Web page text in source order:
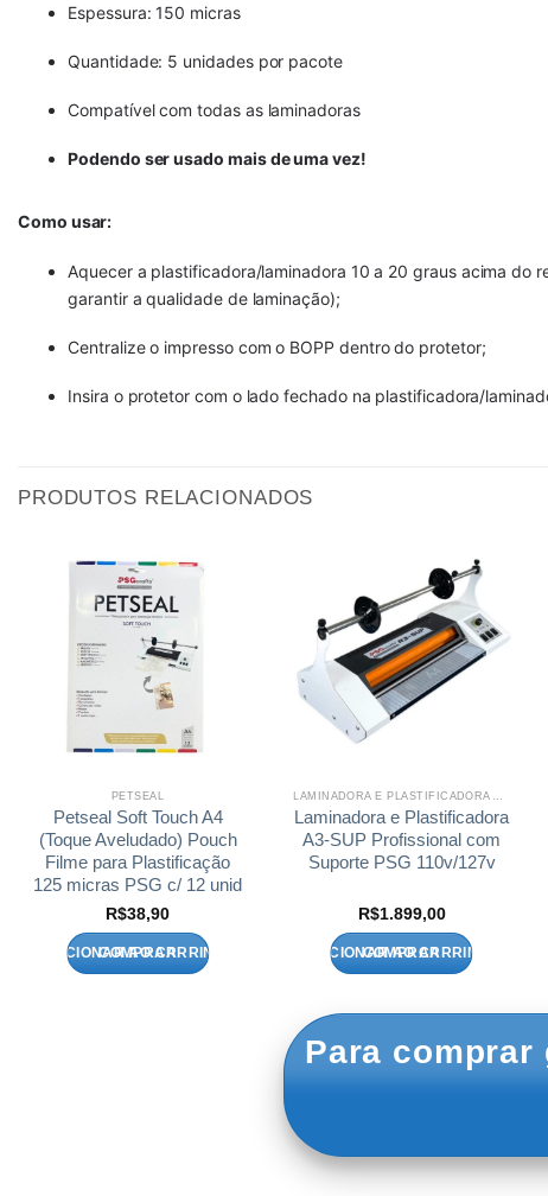
Espessura: 150 micras
Quantidade: 5 unidades por pacote
Compatível com todas as laminadoras
Podendo ser usado mais de uma vez!
Como usar:
Aquecer a plastificadora/laminadora 10 a 20 graus acima do
garantir a qualidade de laminação);
Centralize o impresso com o BOPP dentro do protetor;
Insira o protetor com o lado fechado na plastificadora/
PRODUTOS RELACIONADOS
PETSEAL
Petseal Soft Touch A4
(Toque Aveludado) Pouch
Filme para Plastificação
125 micras PSG c/ 12 unid
R$38,90
ADICIONAR AO CARRINHO
LAMINADORA E PLASTIFICADORA A3-SUP
Laminadora e Plastificadora
A3-SUP Profissional com
Suporte PSG 110v/127v
R$1.899,00
ADICIONAR AO CARRINHO
Para